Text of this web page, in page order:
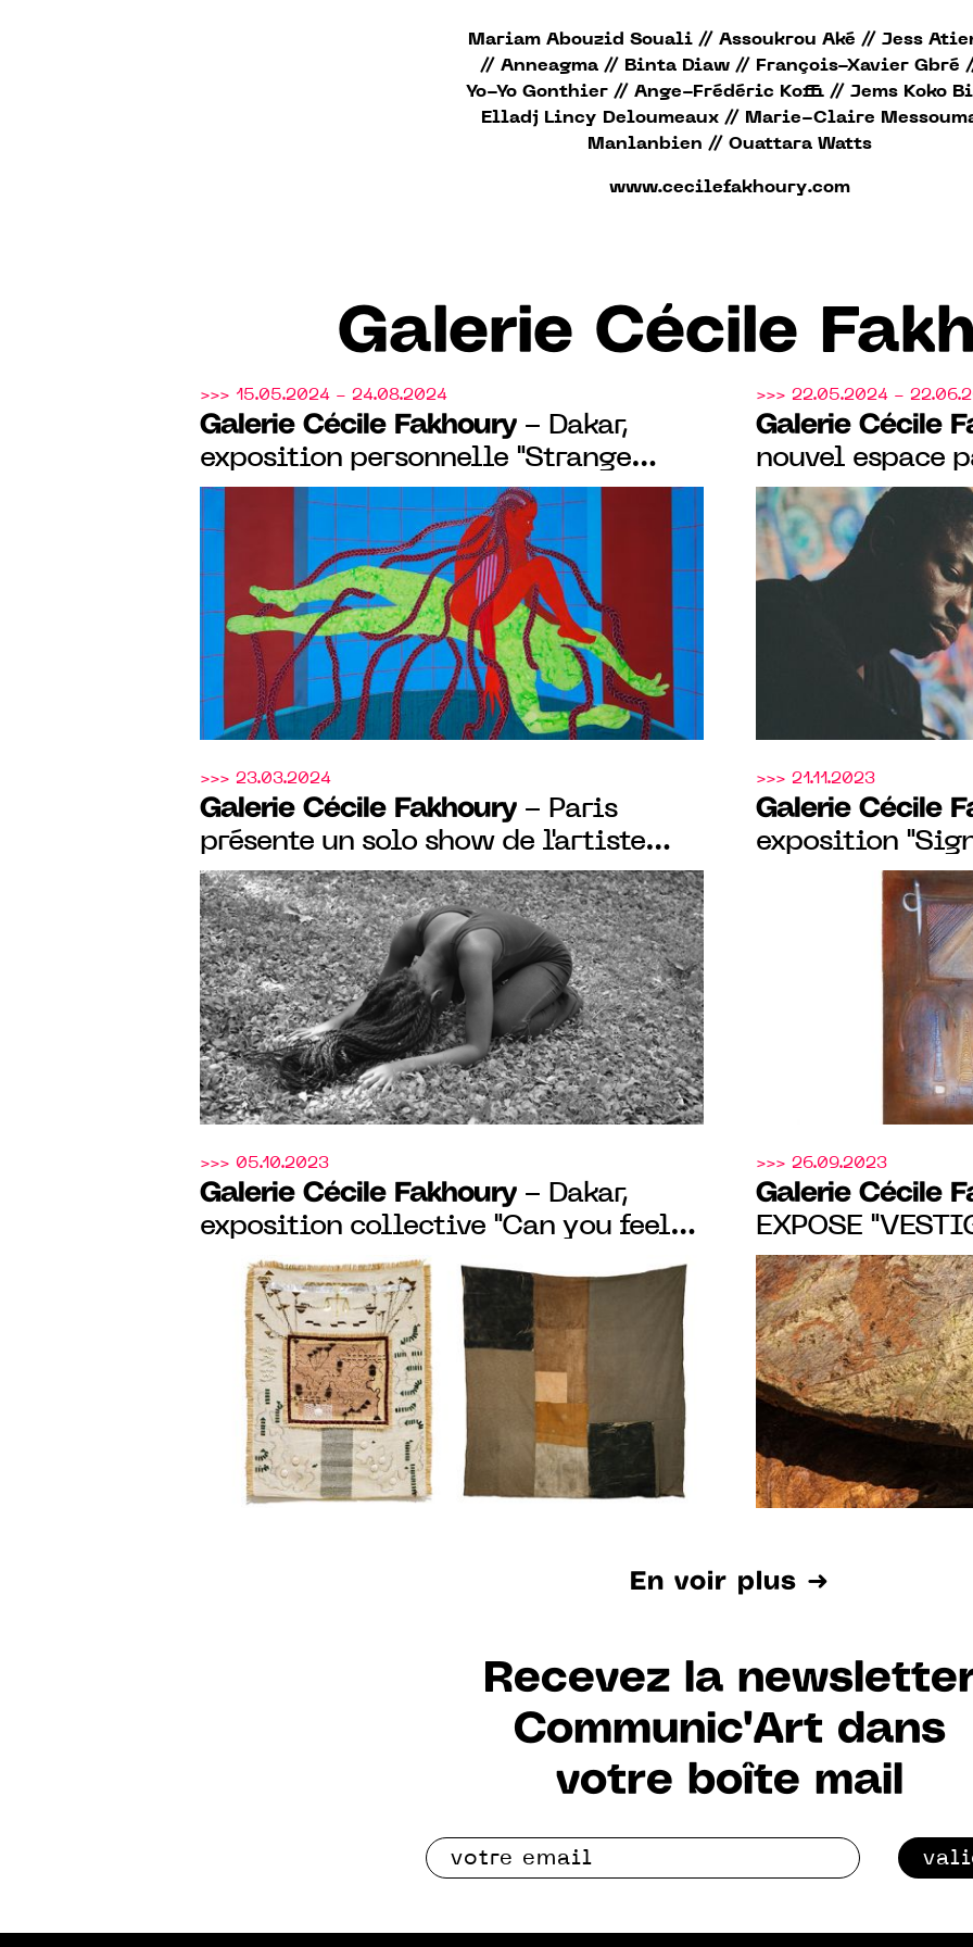
Mariam Abouzid Souali // Assoukrou Aké // Jess
// Anneagma // Binta Diaw // François-Xavier Gbré
Yo-Yo Gonthier // Ange-Frédéric Koffi // Jems Koko
Elladj Lincy Deloumeaux // Marie-Claire
Manlanbien // Ouattara Watts
www.cecilefakhoury.com
Galerie Cécile
>>> 15.05.2024 - 24.08.2024
Galerie Cécile Fakhoury- Dakar,
exposition personnelle "Strange
Flesh" de l’artiste Na Chainkua
Reindorf du 15 mai au 24 août 2024
>>> 22.05.2024 -
Galerie Cécile
nouvel espace
œuvres inédites
americano-
>>> 23.03.2024
Galerie Cécile Fakhoury- Paris
présente un solo show de l'artiste
Binta Diaw, du 08 février au 23 mars
2024
>>> 21.11.2023
Galerie Cécile
exposition
Souleymane
2023 au 27
>>> 05.10.2023
Galerie Cécile Fakhoury- Dakar,
exposition collective "Can you feel
the space that Space Occupies", du 21
septembre au 04 novembre 2023
>>> 26.09.2023
Galerie Cécile
EXPOSE
L’ARTISTE
SEPT. 2023 AU
En voir plus ➜
Recevez la
Communic'Art dans
votre boîte mail